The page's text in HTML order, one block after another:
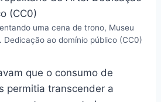
uma cena de trono, Museu
Dedicação ao domínio público (CC0)
que o consumo de
permitia transcender a